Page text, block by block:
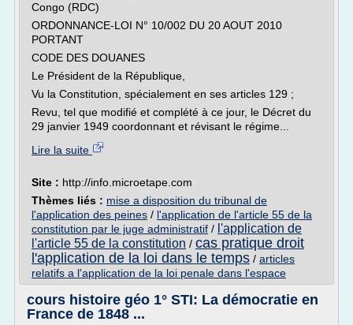
Congo (RDC)
ORDONNANCE-LOI N° 10/002 DU 20 AOUT 2010
PORTANT
CODE DES DOUANES
Le Président de la République,
Vu la Constitution, spécialement en ses articles 129 ;
Revu, tel que modifié et complété à ce jour, le Décret du
29 janvier 1949 coordonnant et révisant le régime...
Lire la suite
Site : http://info.microetape.com
Thèmes liés : mise a disposition du tribunal de
l'application des peines / l'application de l'article 55 de la
constitution par le juge administratif / l'application de
l'article 55 de la constitution / cas pratique droit
l'application de la loi dans le temps / articles
relatifs a l'application de la loi penale dans l'espace
cours histoire géo 1° STI: La démocratie en
France de 1848 ...